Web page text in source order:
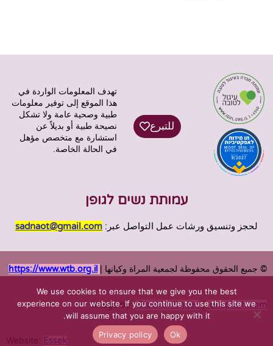
للتبرع
تهدف المعلومات الواردة في
هذا الموقع إلى توفير معلومات
طبية وصحية عامة ولا تشكل
نصيحة طبية أو بديلاً عن
استشارة مع متخصص مؤهل
في الحالة الخاصة.
עמותת נשים לגופן
لحجز وتنسيق ورشات عمل التواصل عبر: sadnaot@gmail.com
© جميع الحقوق محفوظة لجمعية المراة وكيانها | https://www.wtb.org.il
Image by:StockUnlimited| unsplash.com
Website: Essek
We use cookies to ensure that we give you the best
experience on our website. If you continue to use this site we
will assume that you are happy with it.
Ok
Privacy policy